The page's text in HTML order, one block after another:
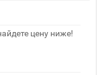
цену ниже!